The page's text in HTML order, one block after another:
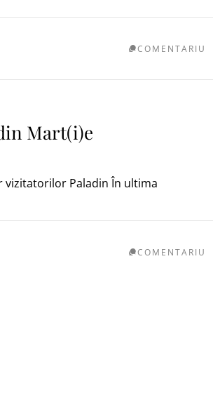
COMENTARIU
Mart(i)e
vizitatorilor Paladin În ultima
COMENTARIU